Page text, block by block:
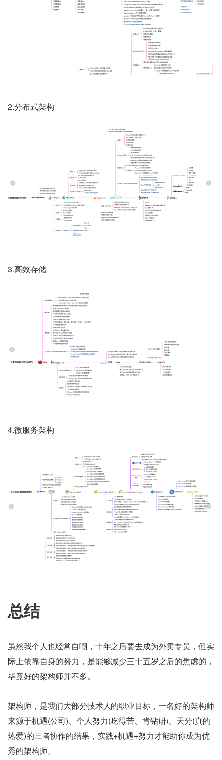
2.分布式架构
3.高效存储
4.微服务架构
总结
虽然我个人也经常自嘲，十年之后要去成为外卖专员，但实
际上依靠自身的努力，是能够减少三十五岁之后的焦虑的，
毕竟好的架构师并不多。
架构师，是我们大部分技术人的职业目标，一名好的架构师
来源于机遇(公司)、个人努力(吃得苦、肯钻研)、天分(真的
热爱)的三者协作的结果，实践+机遇+努力才能助你成为优
秀的架构师。